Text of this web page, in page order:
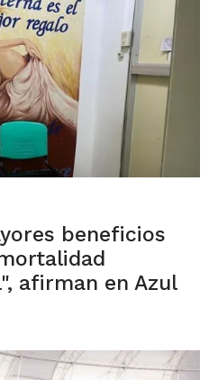
beneficios
afirman en Azul